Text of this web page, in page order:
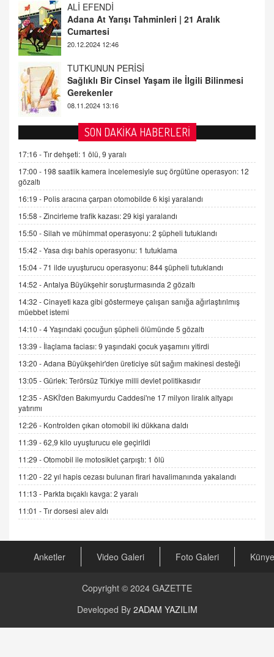
TUTKUNUN PERİSİ
Sağlıklı Bir Cinsel Yaşam ile İlgili Bilinmesi
Gerekenler
08.11.2024 13:16
FARUK ÖNALAN
Tezkere Onaylanmasaydı…
2 Kasım 2021 Salı 00:11
AV. DOĞAN CAN DOĞAN
Kişisel verilerin korunması ve dijital hukukun
gelişimi
15.09.2025 16:17
SEHER EREK
Kış Ayları Geldi, Hangi Önlemler Alınmalı?
9.12.2025 10:11
İNCİ GÜL AKÖL
Trump Keşke Adana'yı da Ziyaret Etse...
06.07.2026 13:00
ADEM AKÖL
Esed Destekçilerinin Yüzüne Vurulan Şamar:
Sednaya
11.12.2024 12:30
DR. EKREM ASLAN
Gerçek Ne, Algı Ne? "Beraber Yürüyoruz"
Cümlesinin Peşinden
GÖNÜL MENEKŞE
Şifacının Yolu
04.11.2025 12:56
AV. RÜMEYSA ÖZKALE
Kira Uyuşmazlıklarında Dava Açmadan Önce
Arabulucuya Başvuru Şartı
CAN UĞURATEŞ
Değişen yapısıyla Suriye
16.12.2024 14:16
GÜNLÜK BURÇ YORUMU
Günlük Burç Yorumu | 22 Kasım 2024: Koç,
SON DAKİKA HABERLERİ
17:16 -Tır dehşeti: 1 ölü, 9 yaralı
17:00 - 198 saatlik kamera incelemesiyle suç örgütüne operasyon: 12
gözaltı
16:19 - Polis aracına çarpan otomobilde 6 kişi yaralandı
15:58 -Zincirleme trafik kazası: 29 kişi yaralandı
15:50 -Silah ve mühimmat operasyonu: 2 şüpheli tutuklandı
15:42 -Yasa dışı bahis operasyonu: 1 tutuklama
15:04 -71 ilde uyuşturucu operasyonu: 844 şüpheli tutuklandı
14:52 -Antalya Büyükşehir soruşturmasında 2 gözaltı
14:32 -Cinayeti kaza gibi göstermeye çalışan sanığa ağırlaştırılmış
müebbet istemi
14:10 -4 Yaşındaki çocuğun şüpheli ölümünde 5 gözaltı
13:39 - İlaçlama faciası: 9 yaşındaki çocuk yaşamını yitirdi
13:20 -Adana Büyükşehir'den üreticiye süt sağım makinesi desteği
13:05 -Gürlek: Terörsüz Türkiye milli devlet politikasıdır
12:35 -ASKİ'den Bakımyurdu Caddesi'ne 17 milyon liralık altyapı
yatırımı
12:26 - Kontrolden çıkan otomobil iki dükkana daldı
11:39 -62,9 kilo uyuşturucu ele geçirildi
11:29 -Otomobil ile motosiklet çarpıştı: 1 ölü
11:20 -22 yıl hapis cezası bulunan firari havalimanında yakalandı
11:13 - Parkta bıçaklı kavga: 2 yaralı
11:01 -Tır dorsesi alev aldı
Anketler Video Galeri Foto Galeri Künye
Copyright © 2024 GAZETTE
Developed By 2ADAM YAZILIM